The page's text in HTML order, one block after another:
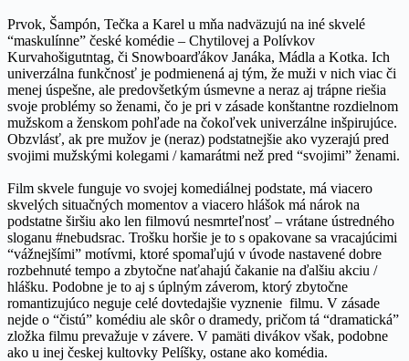
Prvok, Šampón, Tečka a Karel u mňa nadväzujú na iné skvelé
“maskulínne” české komédie – Chytilovej a Polívkov
Kurvahošigutntag, či Snowboarďákov Janáka, Mádla a Kotka. Ich
univerzálna funkčnosť je podmienená aj tým, že muži v nich viac či
menej úspešne, ale predovšetkým úsmevne a neraz aj trápne riešia
svoje problémy so ženami, čo je pri v zásade konštantne rozdielnom
mužskom a ženskom pohľade na čokoľvek univerzálne inšpirujúce.
Obzvlásť, ak pre mužov je (neraz) podstatnejšie ako vyzerajú pred
svojimi mužskými kolegami / kamarátmi než pred “svojimi” ženami.
Film skvele funguje vo svojej komediálnej podstate, má viacero
skvelých situačných momentov a viacero hlášok má nárok na
podstatne širšiu ako len filmovú nesmrteľnosť – vrátane ústredného
sloganu #nebudsrac. Trošku horšie je to s opakovane sa vracajúcimi
“vážnejšími” motívmi, ktoré spomaľujú v úvode nastavené dobre
rozbehnuté tempo a zbytočne naťahajú čakanie na ďalšiu akciu /
hlášku. Podobne je to aj s úplným záverom, ktorý zbytočne
romantizujúco neguje celé dovtedajšie vyznenie filmu. V zásade
nejde o “čistú” komédiu ale skôr o dramedy, pričom tá “dramatická”
zložka filmu prevažuje v závere. V pamäti divákov však, podobne
ako u inej českej kultovky Pelíšky, ostane ako komédia.